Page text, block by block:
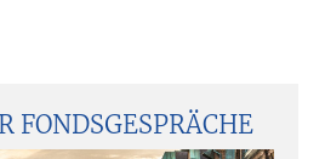
FONDSGESPRÄCHE